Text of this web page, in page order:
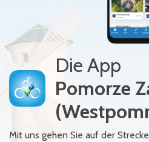
Die App
Pomorze
Mit uns gehen Sie auf der